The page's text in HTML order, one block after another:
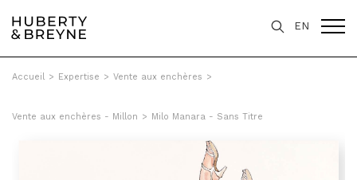
EN
Accueil > Expertise > Vente aux enchères >
Vente aux enchères - Millon > Milo Manara - Sans Titre